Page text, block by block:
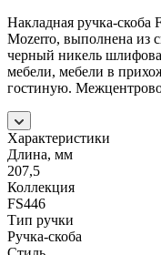
Накладная ручка-скоба
Mozerro, выполнена из
черный никель
мебели, мебели в
гостиную.
Характеристики
Длина, мм
207,5
Коллекция
FS446
Тип ручки
Ручка-скоба